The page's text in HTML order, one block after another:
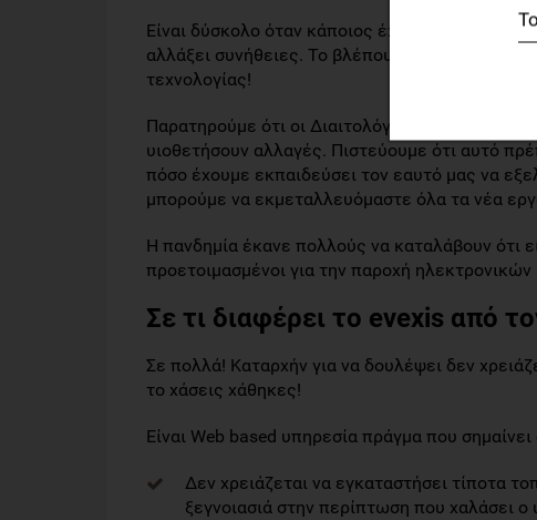
Είναι δύσκολο όταν κάποιος έχει συνηθίσει να
αλλάξει συνήθειες. Το βλέπουμε και από τους
τεχνολογίας!
Παρατηρούμε ότι οι Διαιτολόγοι που έχουν μια
υιοθετήσουν αλλαγές. Πιστεύουμε ότι αυτό
πόσο έχουμε εκπαιδεύσει τον εαυτό μας να
μπορούμε να εκμεταλλευόμαστε όλα τα νέα
Η πανδημία έκανε πολλούς να καταλάβουν ότι
προετοιμασμένοι για την παροχή
Σε τι διαφέρει το evexis από
Σε πολλά! Καταρχήν για να δουλέψει δεν
το χάσεις χάθηκες!
Eίναι Web based υπηρεσία πράγμα που σημαίνει
Δεν χρειάζεται να εγκαταστήσει τίποτα
ξεγνοιασιά στην περίπτωση που χαλάσει